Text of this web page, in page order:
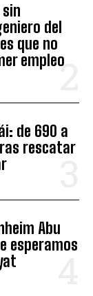
del
que no
empleo
de 690 a
rescatar
Abu
esperamos